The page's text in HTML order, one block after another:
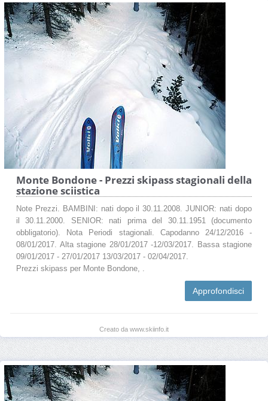
Monte Bondone - Prezzi skipass stagionali della
stazione sciistica
Note Prezzi. BAMBINI: nati dopo il 30.11.2008. JUNIOR: nati dopo
il 30.11.2000. SENIOR: nati prima del 30.11.1951 (documento
obbligatorio). Nota Periodi stagionali. Capodanno 24/12/2016 -
08/01/2017. Alta stagione 28/01/2017 -12/03/2017. Bassa stagione
09/01/2017 - 27/01/2017 13/03/2017 - 02/04/2017.
Prezzi skipass per Monte Bondone, .
Approfondisci
Creato da www.skiinfo.it